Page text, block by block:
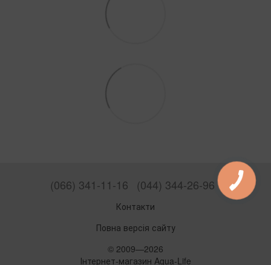
(066) 341-11-16 (044) 344-26-96
Контакти
Повна версія сайту
© 2009—2026
Інтернет-магазин Aqua-Life